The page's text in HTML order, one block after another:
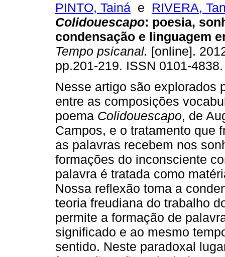
PINTO, Tainá e RIVERA,
Colidouescapo: poesia,
condensação e linguagem
Tempo psicanal. [online].
pp.201-219. ISSN 0101-4838.
Nesse artigo são explorados
entre as composições
poema Colidouescapo, de
Campos, e o tratamento que
as palavras recebem nos
formações do inconsciente
palavra é tratada como
Nossa reflexão toma a
teoria freudiana do trabalho
permite a formação de
significado e ao mesmo
sentido. Neste paradoxal